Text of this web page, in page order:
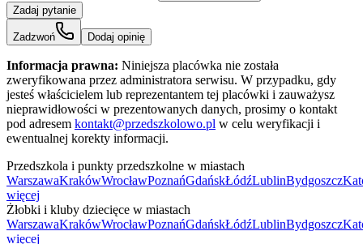
Zadaj pytanie
Zadzwoń Dodaj opinię
Informacja prawna: Niniejsza placówka nie została
zweryfikowana przez administratora serwisu. W przypadku, gdy
jesteś właścicielem lub reprezentantem tej placówki i zauważysz
nieprawidłowości w prezentowanych danych, prosimy o kontakt
pod adresem kontakt@przedszkolowo.pl w celu weryfikacji i
ewentualnej korekty informacji.
Przedszkola i punkty przedszkolne w miastach
WarszawaKrakówWrocławPoznańGdańskŁódźLublinBydgoszcz
więcej
Żłobki i kluby dziecięce w miastach
WarszawaKrakówWrocławPoznańGdańskŁódźLublinBydgoszcz
więcej